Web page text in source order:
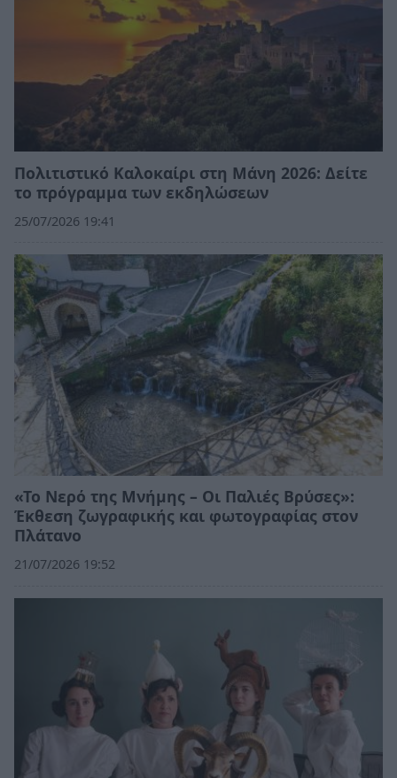
Πολιτιστικό Καλοκαίρι στη Μάνη 2026: Δείτε
το πρόγραμμα των εκδηλώσεων
25/07/2026 19:41
«Το Νερό της Μνήμης – Οι Παλιές Βρύσες»:
Έκθεση ζωγραφικής και φωτογραφίας στον
Πλάτανο
21/07/2026 19:52